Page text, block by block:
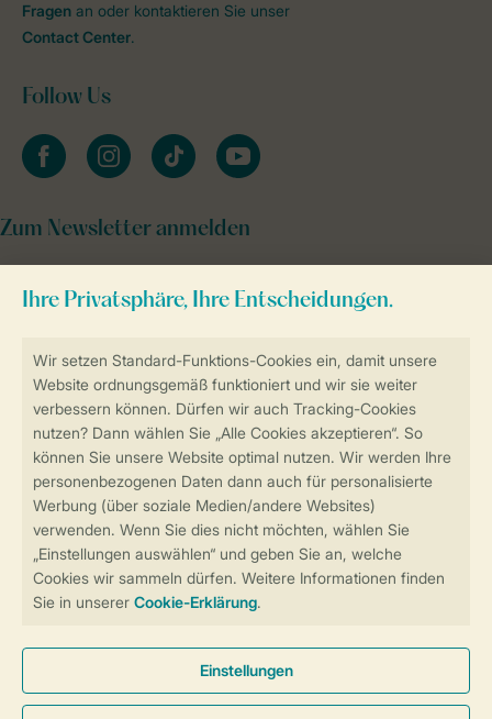
Sicherstellung Deiner Privatsphäre
Sicher und schnell zur Online-Buchung
Sichere Datenübertragung
Sicheres Bezahlen
Fragen an oder kontaktieren Sie unser
Contact Center.
Follow Us
facebookinstagramtiktok youtube
Zum Newsletter anmelden